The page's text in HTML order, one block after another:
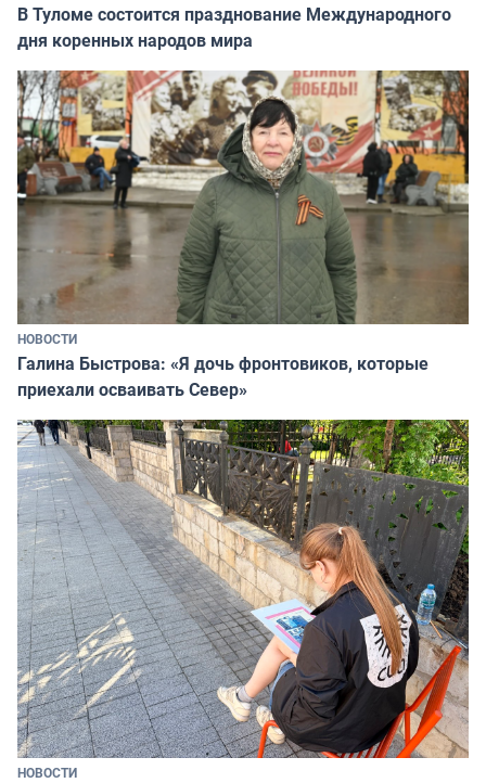
В Туломе состоится празднование Международного
дня коренных народов мира
НОВОСТИ
Галина Быстрова: «Я дочь фронтовиков, которые
приехали осваивать Север»
НОВОСТИ